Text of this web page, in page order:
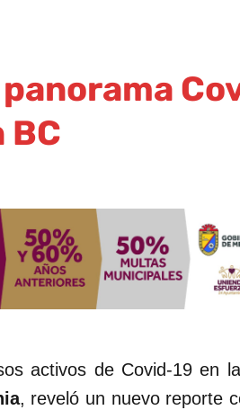
BC
activos de Covid-19 en
, reveló un nuevo reporte